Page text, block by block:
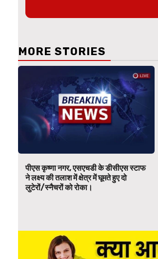
MORE STORIES
पीएस कृष्णा नगर, एसएचडी के डीसीएस स्टाफ
ने लक्ष्य की तलाश में क्षेत्र में घूमते हुए दो
लुटेरों/स्नैचरों को रोका।